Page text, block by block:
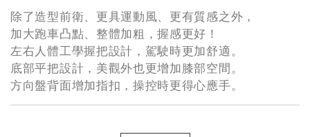
除了造型前衛、更具運動風、更有質感之外，
加大跑車凸點、整體加粗，握感更好！
左右人體工學握把設計，駕駛時更加舒適。
底部平把設計，美觀外也更增加膝部空間。
方向盤背面增加指扣，操控時更得心應手。